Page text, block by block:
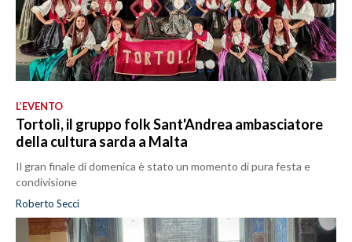
L’EVENTO
Tortolì, il gruppo folk Sant'Andrea ambasciatore
della cultura sarda a Malta
Il gran finale di domenica è stato un momento di pura festa e
condivisione
Roberto Secci